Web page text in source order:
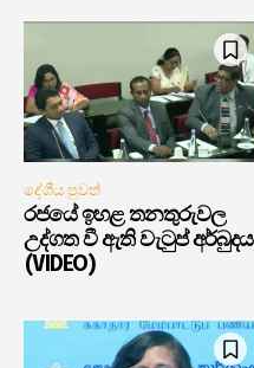
දේශීය පුවත්
රජයේ ඉහළ තනතුරුවල
උද්ගත වී ඇති වැටුප් අර්බුදය
(VIDEO)